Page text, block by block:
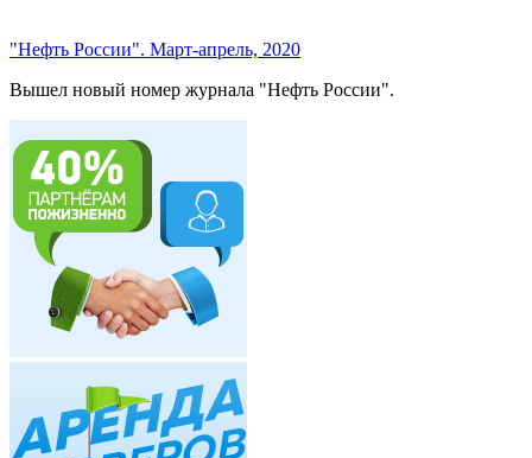
"Нефть России". Март-апрель, 2020
Вышел новый номер журнала "Нефть России".